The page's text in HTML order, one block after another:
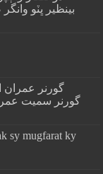
بينظير ڀٽو
گورنر سميت
sy mugfarat ky